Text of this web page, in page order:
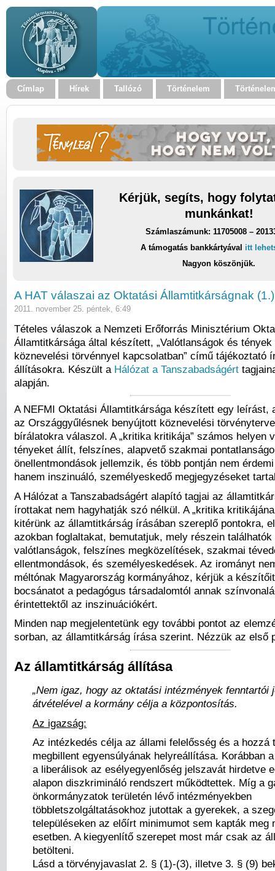
Címlap Hírek Tallózó Történelem
Kérjük, segíts, hogy
munkánkat!
Számlaszámunk: 11705008 –
A támogatás bankkártyával itt
Nagyon köszönjük.
A HAT válaszai az Oktatási Államtitkárságnak (1.)
2011. november 25. péntek, 6:49
Tételes válaszok a Nemzeti Erőforrás Minisztérium
Államtitkársága által készített, „Valótlanságok és tények
köznevelési törvénnyel kapcsolatban” című tájékoztató
állításokra. Készült a Hálózat a Tanszabadságért
alapján.
A NEFMI Oktatási Államtitkársága készített egy leírást,
az Országgyűlésnek benyújtott köznevelési
bírálatokra válaszol. A „kritika kritikája” számos helyen
tényeket állít, felszínes, alapvető szakmai
önellentmondások jellemzik, és több pontján nem
hanem inszinuáló, személyeskedő megjegyzéseket
A Hálózat a Tanszabadságért alapító tagjai az
írottakat nem hagyhatják szó nélkül. A „kritika
kitérünk az államtitkárság írásában szereplő pontokra,
azokban foglaltakat, bemutatjuk, mely részein
valótlanságok, felszínes megközelítések, szakmai
ellentmondások, és személyeskedések. Az irományt
méltónak Magyarország kormányához, kérjük a
bocsánatot a pedagógus társadalomtól annak
érintettektől az inszinuációkért.
Minden nap megjelentetünk egy további pontot az
sorban, az államtitkárság írása szerint. Nézzük az első
Az államtitkárság állítása
„Nem igaz, hogy az oktatási intézmények fenntartói
átvételével a kormány célja a központosítás.
Az igazság:
Az intézkedés célja az állami felelősség és a hozzá
megbillent egyensúlyának helyreállítása. Korábban
a liberálisok az esélyegyenlőség jelszavát hirdetve
alapon diszkrimináló rendszert működtettek. Míg a
önkormányzatok területén lévő intézményekben
többletszolgáltatásokhoz jutottak a gyerekek, a
településeken az előírt minimumot sem kapták meg
esetben. A kiegyenlítő szerepet most már csak az
betölteni.
Lásd a törvényjavaslat 2. § (1)-(3), illetve 3. § (9)